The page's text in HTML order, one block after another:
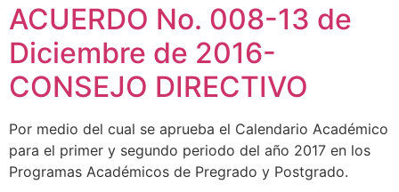
ACUERDO No. 008-13 de
Diciembre de 2016-
CONSEJO DIRECTIVO
Por medio del cual se aprueba el Calendario Académico
para el primer y segundo periodo del año 2017 en los
Programas Académicos de Pregrado y Postgrado.